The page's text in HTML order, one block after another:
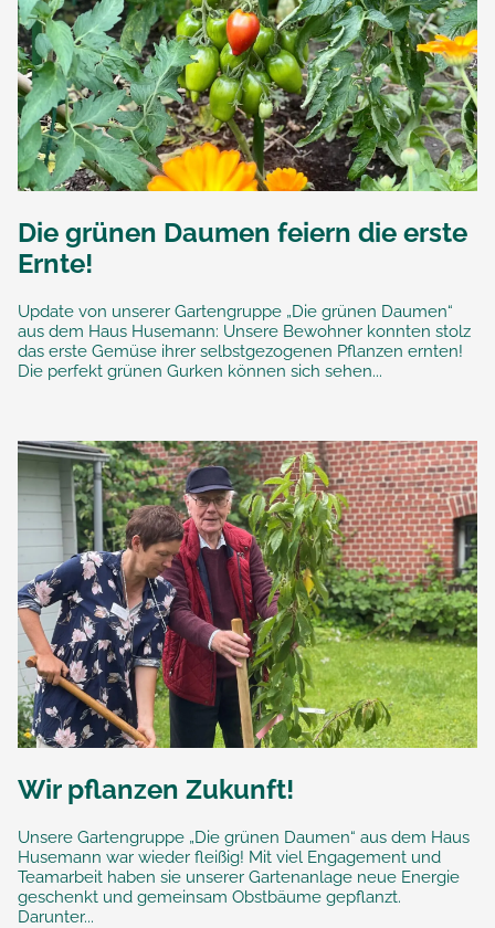
Die grünen Daumen feiern die erste
Ernte!
Update von unserer Gartengruppe „Die grünen Daumen“
aus dem Haus Husemann: Unsere Bewohner konnten stolz
das erste Gemüse ihrer selbstgezogenen Pflanzen ernten!
Die perfekt grünen Gurken können sich sehen...
Wir pflanzen Zukunft!
Unsere Gartengruppe „Die grünen Daumen“ aus dem Haus
Husemann war wieder fleißig! Mit viel Engagement und
Teamarbeit haben sie unserer Gartenanlage neue Energie
geschenkt und gemeinsam Obstbäume gepflanzt.
Darunter...